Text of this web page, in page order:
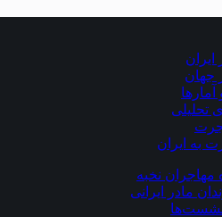
ایران
جهان
تحلیلی
به ایران
مهاجران نخبه
مادر ایرانی
نشست‌ها